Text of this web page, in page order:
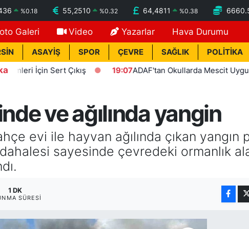
%0.18 55,2510 %0.32 64,4811 %0.38
Galeri Video Yazarlar Hava Durumu
ASAYİŞ SPOR ÇEVRE SAĞLIK POLİTİKA
İçin Sert Çıkış 19:07 ADAF'tan Okullarda Mescit Uygulaması
ve ağılında yangin
evi ile hayvan ağılında çıkan yangın
sayesinde çevredeki ormanlık
1 DK
SÜRESI